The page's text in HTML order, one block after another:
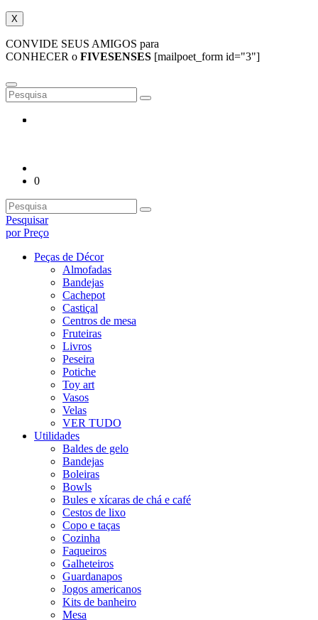
X
CONVIDE SEUS AMIGOS para
CONHECER o FIVESENSES [mailpoet_form id="3"]
0
Pesquisar
por Preço
Peças de Décor
Almofadas
Bandejas
Cachepot
Castiçal
Centros de mesa
Fruteiras
Livros
Peseira
Potiche
Toy art
Vasos
Velas
VER TUDO
Utilidades
Baldes de gelo
Bandejas
Boleiras
Bowls
Bules e xícaras de chá e café
Cestos de lixo
Copo e taças
Cozinha
Faqueiros
Galheteiros
Guardanapos
Jogos americanos
Kits de banheiro
Mesa